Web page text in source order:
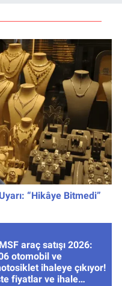
“Hikâye Bitmedi”
araç satışı 2026:
otomobil ve
ihaleye çıkıyor!
fiyatlar ve ihale